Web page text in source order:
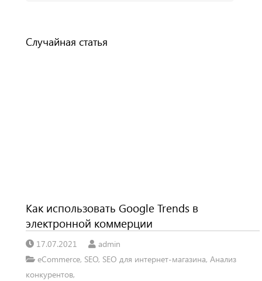
Случайная статья
Как использовать Google Trends в
электронной коммерции
17.07.2021
admin
eCommerce, SEO, SEO для интернет-магазина, Анализ
конкурентов,